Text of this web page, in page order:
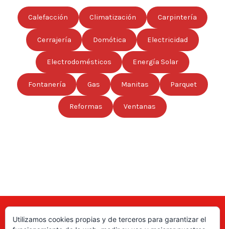
Calefacción Climatización Carpintería
Cerrajería Domótica Electricidad
Electrodomésticos Energía Solar
Fontanería Gas Manitas Parquet
Reformas Ventanas
Aquí puede encontrar las direcciones de empresas, autónomos,
Utilizamos cookies propias y de terceros para garantizar el